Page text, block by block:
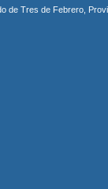
de Tres de Febrero,